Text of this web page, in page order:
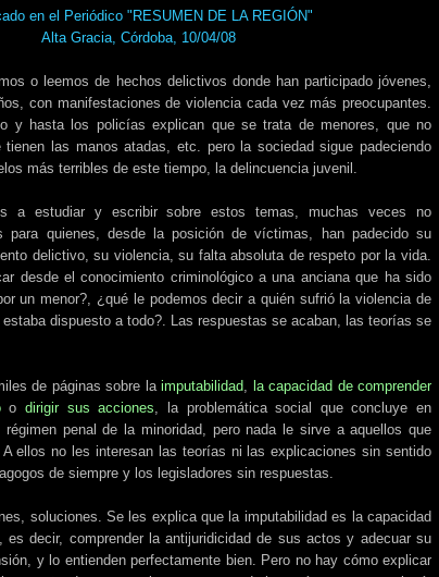
en el Periódico "RESUMEN DE LA REGIÓN"
Alta Gracia, Córdoba, 10/04/08
o leemos de hechos delictivos donde han participado jóvenes,
con manifestaciones de violencia cada vez más preocupantes.
y hasta los policías explican que se trata de menores, que no
tienen las manos atadas, etc. pero la sociedad sigue padeciendo
más terribles de este tiempo, la delincuencia juvenil.
a estudiar y escribir sobre estos temas, muchas veces no
para quienes, desde la posición de víctimas, han padecido su
delictivo, su violencia, su falta absoluta de respeto por la vida.
desde el conocimiento criminológico a una anciana que ha sido
un menor?, ¿qué le podemos decir a quién sufrió la violencia de
dispuesto a todo?. Las respuestas se acaban, las teorías se
de páginas sobre la imputabilidad, la capacidad de comprender
odirigir sus acciones, la problemática social que concluye en
penal de la minoridad, pero nada le sirve a aquellos que
ellos no les interesan las teorías ni las explicaciones sin sentido
de siempre y los legisladores sin respuestas.
soluciones. Se les explica que la imputabilidad es la capacidad
es decir, comprender la antijuridicidad de sus actos y adecuar su
y lo entienden perfectamente bien. Pero no hay cómo explicar